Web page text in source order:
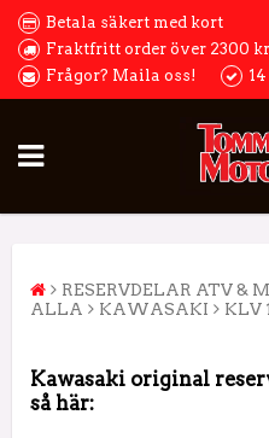
Betala säkert med kort
Fraktfritt order över 2300
Frågor? Maila oss!
RESERVDELAR ATV &
ALLA
KAWASAKI KLV
Kawasaki original
så här: